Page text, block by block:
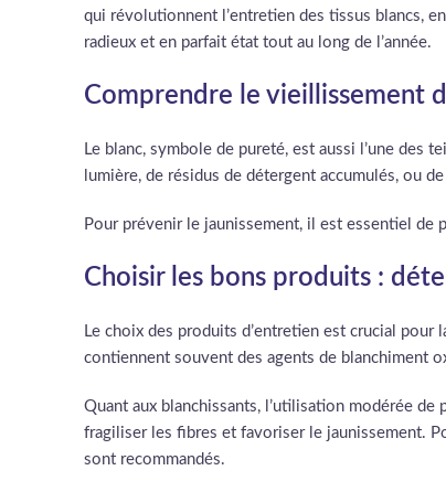
qui révolutionnent l’entretien des tissus blancs,
radieux et en parfait état tout au long de l’année.
Comprendre le vieillissement
Le blanc, symbole de pureté, est aussi l’une des
lumière, de résidus de détergent accumulés, ou
Pour prévenir le jaunissement, il est essentiel de
Choisir les bons produits :
Le choix des produits d’entretien est crucial
contiennent souvent des agents de blanchiment
Quant aux blanchissants, l’utilisation modérée
fragiliser les fibres et favoriser le jaunissement.
sont recommandés.